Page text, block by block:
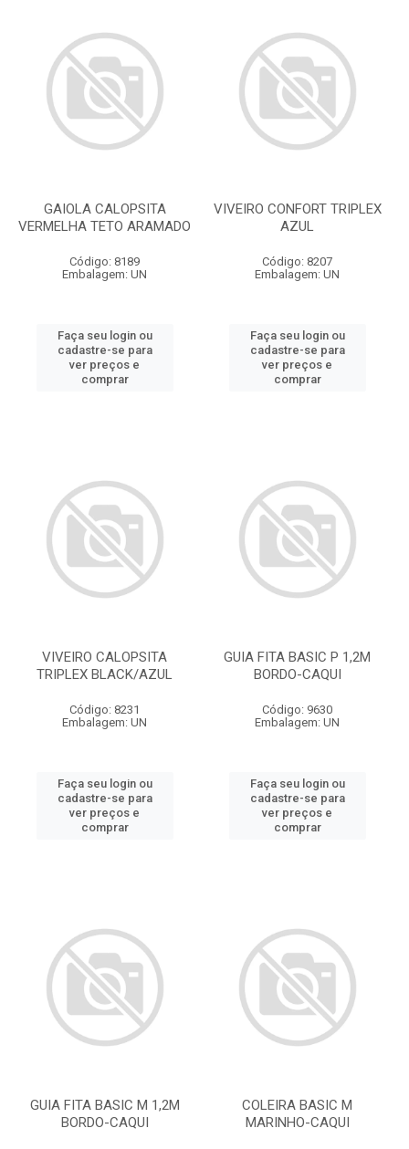
GAIOLA CALOPSITA
VERMELHA TETO ARAMADO
Código: 8189
Embalagem: UN
Faça seu login ou
cadastre-se para
ver preços e
comprar
VIVEIRO CONFORT TRIPLEX
AZUL
Código: 8207
Embalagem: UN
Faça seu login ou
cadastre-se para
ver preços e
comprar
VIVEIRO CALOPSITA
TRIPLEX BLACK/AZUL
Código: 8231
Embalagem: UN
Faça seu login ou
cadastre-se para
ver preços e
comprar
GUIA FITA BASIC P 1,2M
BORDO-CAQUI
Código: 9630
Embalagem: UN
Faça seu login ou
cadastre-se para
ver preços e
comprar
GUIA FITA BASIC M 1,2M
BORDO-CAQUI
COLEIRA BASIC M
MARINHO-CAQUI